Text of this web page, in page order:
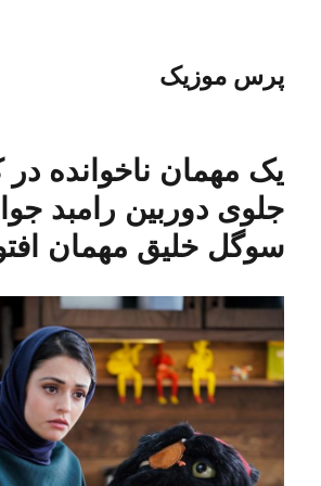
پرس موزیک
یک مهمان ناخوانده در
جلوی دوربین رامبد
سوگل خلیق مهمان